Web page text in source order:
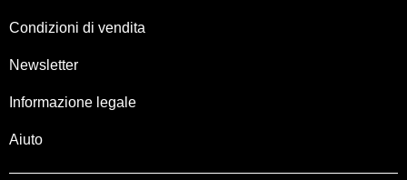
Condizioni di vendita
Newsletter
Informazione legale
Aiuto